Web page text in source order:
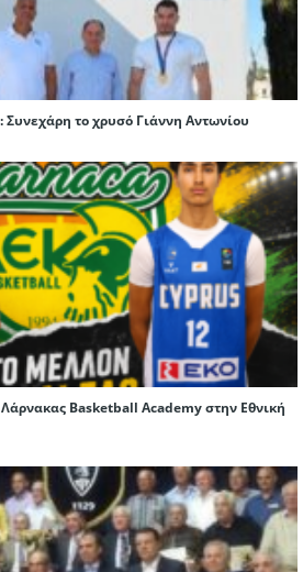
το χρυσό Γιάννη Αντωνίου
Basketball Academy στην Εθνική